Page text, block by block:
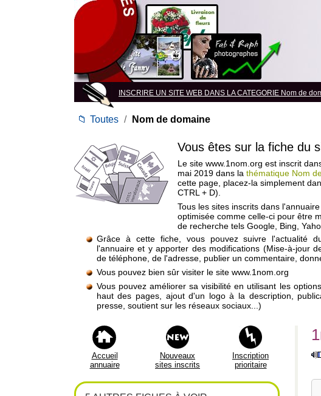
INSCRIRE UN SITE WEB DANS LA CATEGORIE Nom de
📁 Toutes / Nom de domaine
Vous êtes sur la fiche du
Le site www.1nom.org est inscrit
mai 2019 dans la thématique Nom
cette page, placez-la simplement
CTRL + D).
Tous les sites inscrits dans
optimisée comme celle-ci pour être
de recherche tels Google, Bing,
Grâce à cette fiche, vous pouvez suivre l'actualité
l'annuaire et y apporter des modifications (Mise-à-jour
de téléphone, de l'adresse, publier un commentaire,
Vous pouvez bien sûr visiter le site www.1nom.org
Vous pouvez améliorer sa visibilité en utilisant les
haut des pages, ajout d'un logo à la description,
presse, soutient sur les réseaux sociaux...)
Accueil
annuaire
Nouveaux
sites inscrits
Inscription
prioritaire